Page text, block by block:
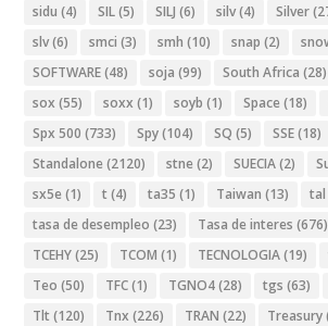
sidu (4) SIL(5) SILJ (6) silv(4) Silver
slv(6) smci (3) smh (10) snap (2)
SOFTWARE(48) soja (99) South Africa (28)
sox (55) soxx (1) soyb (1) Space (18)
Spx 500 (733) Spy(104) SQ (5) SSE(18)
Standalone (2120) stne (2) SUECIA(2)
sx5e (1) t (4) ta35 (1) Taiwan (13) tal
tasa de desempleo (23) Tasa de interes (676)
TCEHY(25) TCOM (1) TECNOLOGIA(19)
Teo (50) TFC(1) TGNO4(28) tgs (63)
Tlt (120) Tnx (226) TRAN (22) Treasury